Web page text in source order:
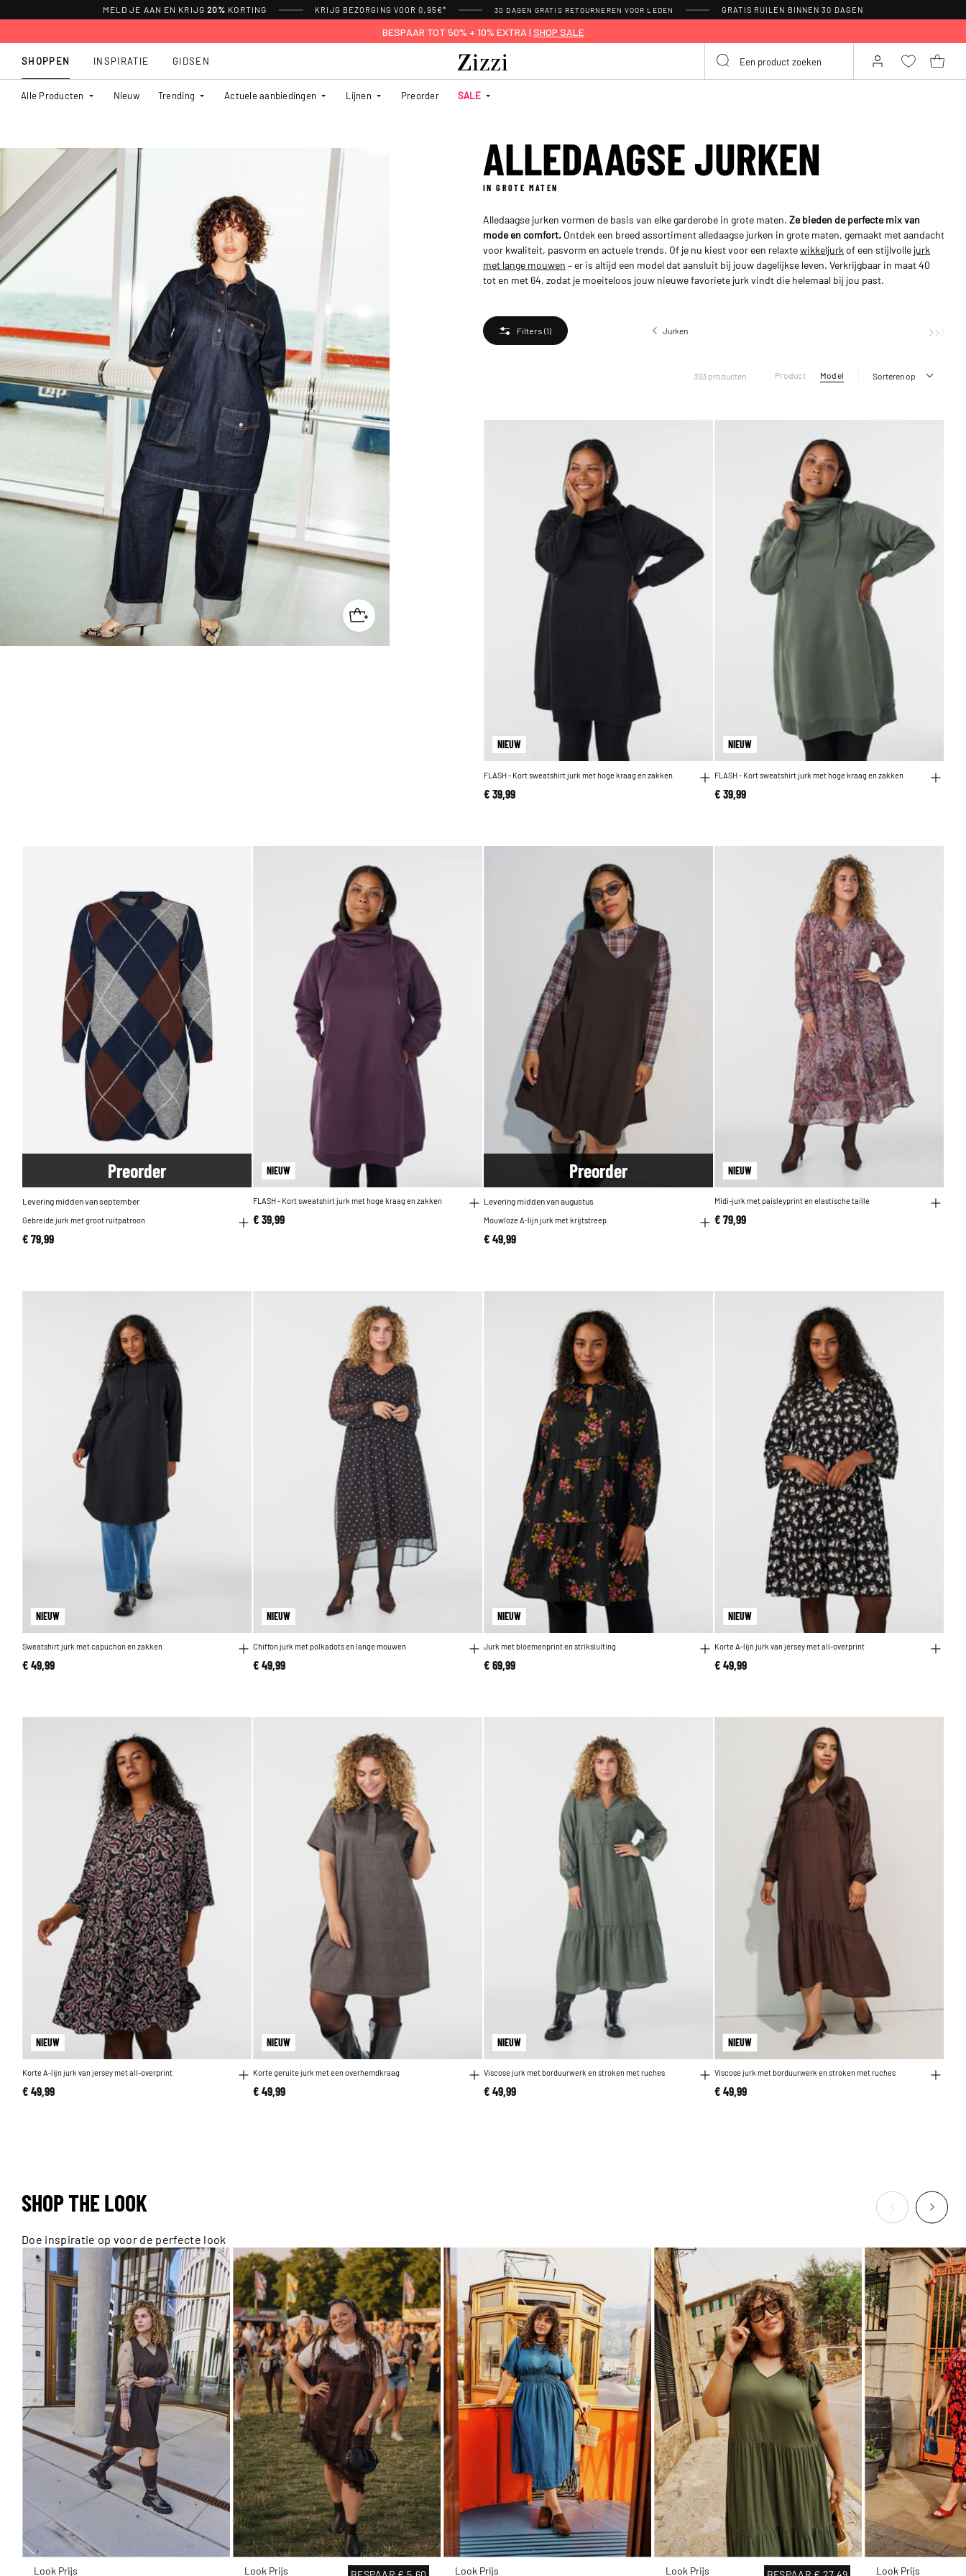
MELD JE AAN EN KRIJG 20% KORTING KRIJG BEZORGING VOOR 0,95€* 30 DAGEN GRATIS RETOURNEREN VOOR LEDEN GRATIS RUILEN BINNEN 30 DAGEN
BESPAAR TOT 50% + 10% EXTRA | SHOP SALE
SHOPPEN
Alle Producten Nieuw Trending Actuele aanbiedingen Lijnen Preorder SALE
INSPIRATIE GIDSEN
ALLEDAAGSE JURKEN
IN GROTE MATEN
Alledaagse jurken vormen de basis van elke garderobe in grote maten. Ze bieden de perfecte mix van
mode en comfort. Ontdek een breed assortiment alledaagse jurken in grote maten, gemaakt met aandacht
voor kwaliteit, pasvorm en actuele trends. Of je nu kiest voor een relaxtewikkeljurk of een stijlvolle jurk
met lange mouwen – er is altijd een model dat aansluit bij jouw dagelijkse leven. Verkrijgbaar in maat 40
tot en met 64, zodat je moeiteloos jouw nieuwe favoriete jurk vindt die helemaal bij jou past.
Filters (1) Jurken
393 producten Product Model Sorteren op
NIEUW
FLASH - Kort sweatshirt jurk met hoge kraag en zakken
€ 39,99
NIEUW
FLASH - Kort sweatshirt jurk met hoge kraag en zakken
€ 39,99
Preorder
Levering midden van september
Gebreide jurk met groot ruitpatroon
€ 79,99
NIEUW
FLASH - Kort sweatshirt jurk met hoge kraag en zakken
€ 39,99
Preorder
Levering midden van augustus
Mouwloze A-lijn jurk met krijtstreep
€ 49,99
NIEUW
Midi-jurk met paisleyprint en elastische taille
€ 79,99
NIEUW
Sweatshirt jurk met capuchon en zakken
€ 49,99
NIEUW
Chiffon jurk met polkadots en lange mouwen
€ 49,99
NIEUW
Jurk met bloemenprint en striksluiting
€ 69,99
NIEUW
Korte A-lijn jurk van jersey met all-overprint
€ 49,99
NIEUW
Korte A-lijn jurk van jersey met all-overprint
€ 49,99
NIEUW
Korte geruite jurk met een overhemdkraag
€ 49,99
NIEUW
Viscose jurk met borduurwerk en stroken met ruches
€ 49,99
NIEUW
Viscose jurk met borduurwerk en stroken met ruches
€ 49,99
SHOP THE LOOK
Doe inspiratie op voor de perfecte look
Look Prijs Look Prijs Look Prijs Look Prijs Look Prijs